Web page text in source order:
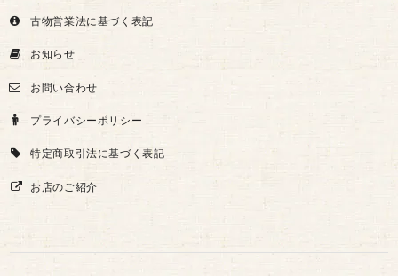
古物営業法に基づく表記
お知らせ
お問い合わせ
プライバシーポリシー
特定商取引法に基づく表記
お店のご紹介